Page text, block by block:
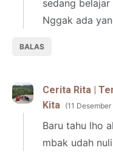
sedang
Nggak ada
BALAS
Cerita Rita |
Kita
11
Baru tahu lho
mbak udah